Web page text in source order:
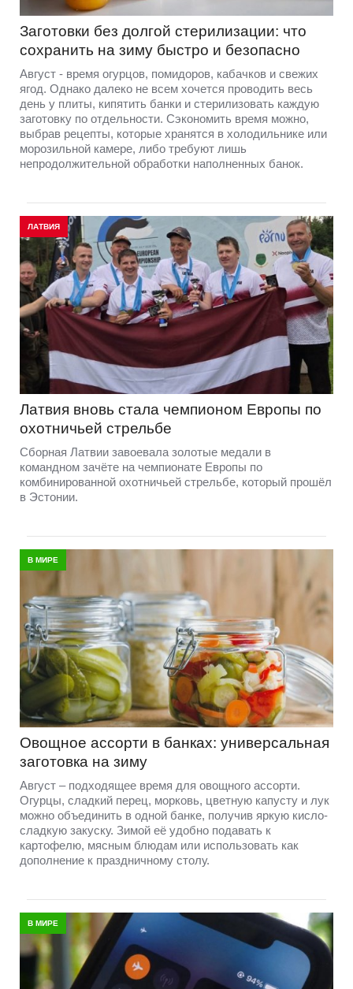
Заготовки без долгой стерилизации: что
сохранить на зиму быстро и безопасно
Август - время огурцов, помидоров, кабачков и свежих
ягод. Однако далеко не всем хочется проводить весь
день у плиты, кипятить банки и стерилизовать каждую
заготовку по отдельности. Сэкономить время можно,
выбрав рецепты, которые хранятся в холодильнике или
морозильной камере, либо требуют лишь
непродолжительной обработки наполненных банок.
ЛАТВИЯ
Латвия вновь стала чемпионом Европы по
охотничьей стрельбе
Сборная Латвии завоевала золотые медали в
командном зачёте на чемпионате Европы по
комбинированной охотничьей стрельбе, который прошёл
в Эстонии.
В МИРЕ
Овощное ассорти в банках: универсальная
заготовка на зиму
Август – подходящее время для овощного ассорти.
Огурцы, сладкий перец, морковь, цветную капусту и лук
можно объединить в одной банке, получив яркую кисло-
сладкую закуску. Зимой её удобно подавать к
картофелю, мясным блюдам или использовать как
дополнение к праздничному столу.
В МИРЕ